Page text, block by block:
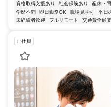
資格取得支援あり
社会保険あり 産休・
学歴不問
即日勤務OK 職場見学可 平日
未経験者歓迎
フルリモート 交通費全額
正社員